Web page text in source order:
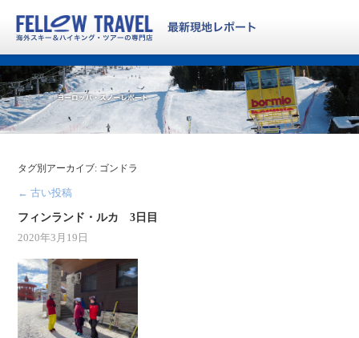
タグ別アーカイブ: ゴンドラ
← 古い投稿
フィンランド・ルカ 3日目
2020年3月19日